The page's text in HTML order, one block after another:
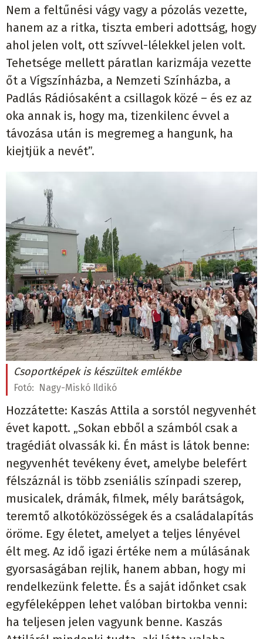
Nem a feltűnési vágy vagy a pózolás vezette,
hanem az a ritka, tiszta emberi adottság, hogy
ahol jelen volt, ott szívvel-lélekkel jelen volt.
Tehetsége mellett páratlan karizmája vezette
őt a Vígszínházba, a Nemzeti Színházba, a
Padlás Rádiósaként a csillagok közé – és ez az
oka annak is, hogy ma, tizenkilenc évvel a
távozása után is megremeg a hangunk, ha
kiejtjük a nevét”.
Csoportképek is készültek emlékbe
Fotó: Nagy-Miskó Ildikó
Hozzátette: Kaszás Attila a sorstól negyvenhét
évet kapott. „Sokan ebből a számból csak a
tragédiát olvassák ki. Én mást is látok benne:
negyvenhét tevékeny évet, amelybe belefért
félszáznál is több zseniális színpadi szerep,
musicalek, drámák, filmek, mély barátságok,
teremtő alkotóközösségek és a családalapítás
öröme. Egy életet, amelyet a teljes lényével
élt meg. Az idő igazi értéke nem a múlásának
gyorsaságában rejlik, hanem abban, hogy mi
rendelkezünk felette. És a saját időnket csak
egyféleképpen lehet valóban birtokba venni:
ha teljesen jelen vagyunk benne. Kaszás